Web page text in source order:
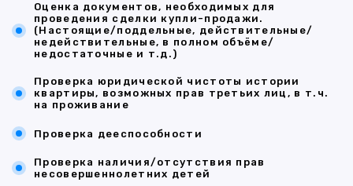
Оценка документов, необходимых для
проведения сделки купли-продажи.
(Настоящие/поддельные, действительные/
недействительные, в полном объёме/
недостаточные и т.д.)
Проверка юридической чистоты истории
квартиры, возможных прав третьих лиц, в т.ч.
на проживание
Проверка дееспособности
Проверка наличия/отсутствия прав
несовершеннолетних детей